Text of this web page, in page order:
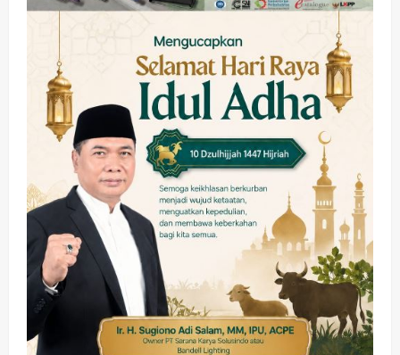
Adu Taktik di Atas Rumput Sintetis:
Memanaskan Mesin Menuju Piala
Soccer
wartanusa 5 Agustus 2026
4
Ekonomi Hiburan Pemerintahan
HOT NEWS: Ribuan Warga Wage
Tumplek Blek di Bazar Rakyat Jalan
Jambu, Borong Kuliner UMKM Sambil
Nonton Jaranan!
wartanusa 4 Agustus 2026
5
Keagamaan Pemerintahan
Pemkab Sidoarjo & Muhammadiyah
Sinergi Permudah Perizinan, Wakaf,
hingga Hibah
wartanusa 4 Agustus 2026
Kesehatan Pemerintahan